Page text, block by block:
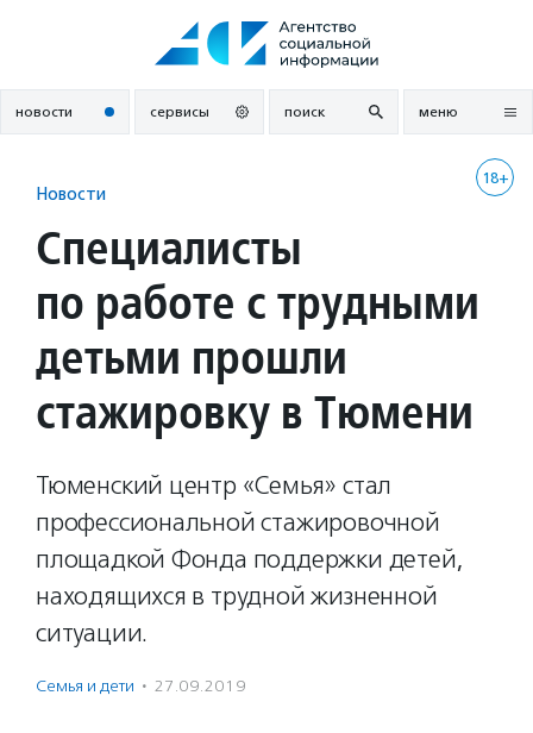
новости сервисы поиск меню
18+
Новости
Специалисты
по работе с трудными
детьми прошли
стажировку в Тюмени
Тюменский центр «Семья» стал
профессиональной стажировочной
площадкой Фонда поддержки детей,
находящихся в трудной жизненной
ситуации.
Семья и дети · 27.09.2019